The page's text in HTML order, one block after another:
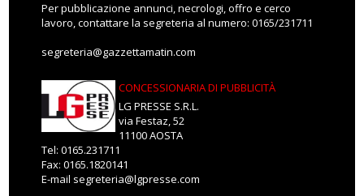
Per pubblicazione annunci, necrologi, offro e cerco
lavoro, contattare la segreteria al numero: 0165/231711
segreteria@gazzettamatin.com
CONCESSIONARIA DI PUBBLICITÀ
LG PRESSE S.R.L.
via Festaz, 52
11100 AOSTA
Tel: 0165.231711
Fax: 0165.1820141
E-mail segreteria@lgpresse.com